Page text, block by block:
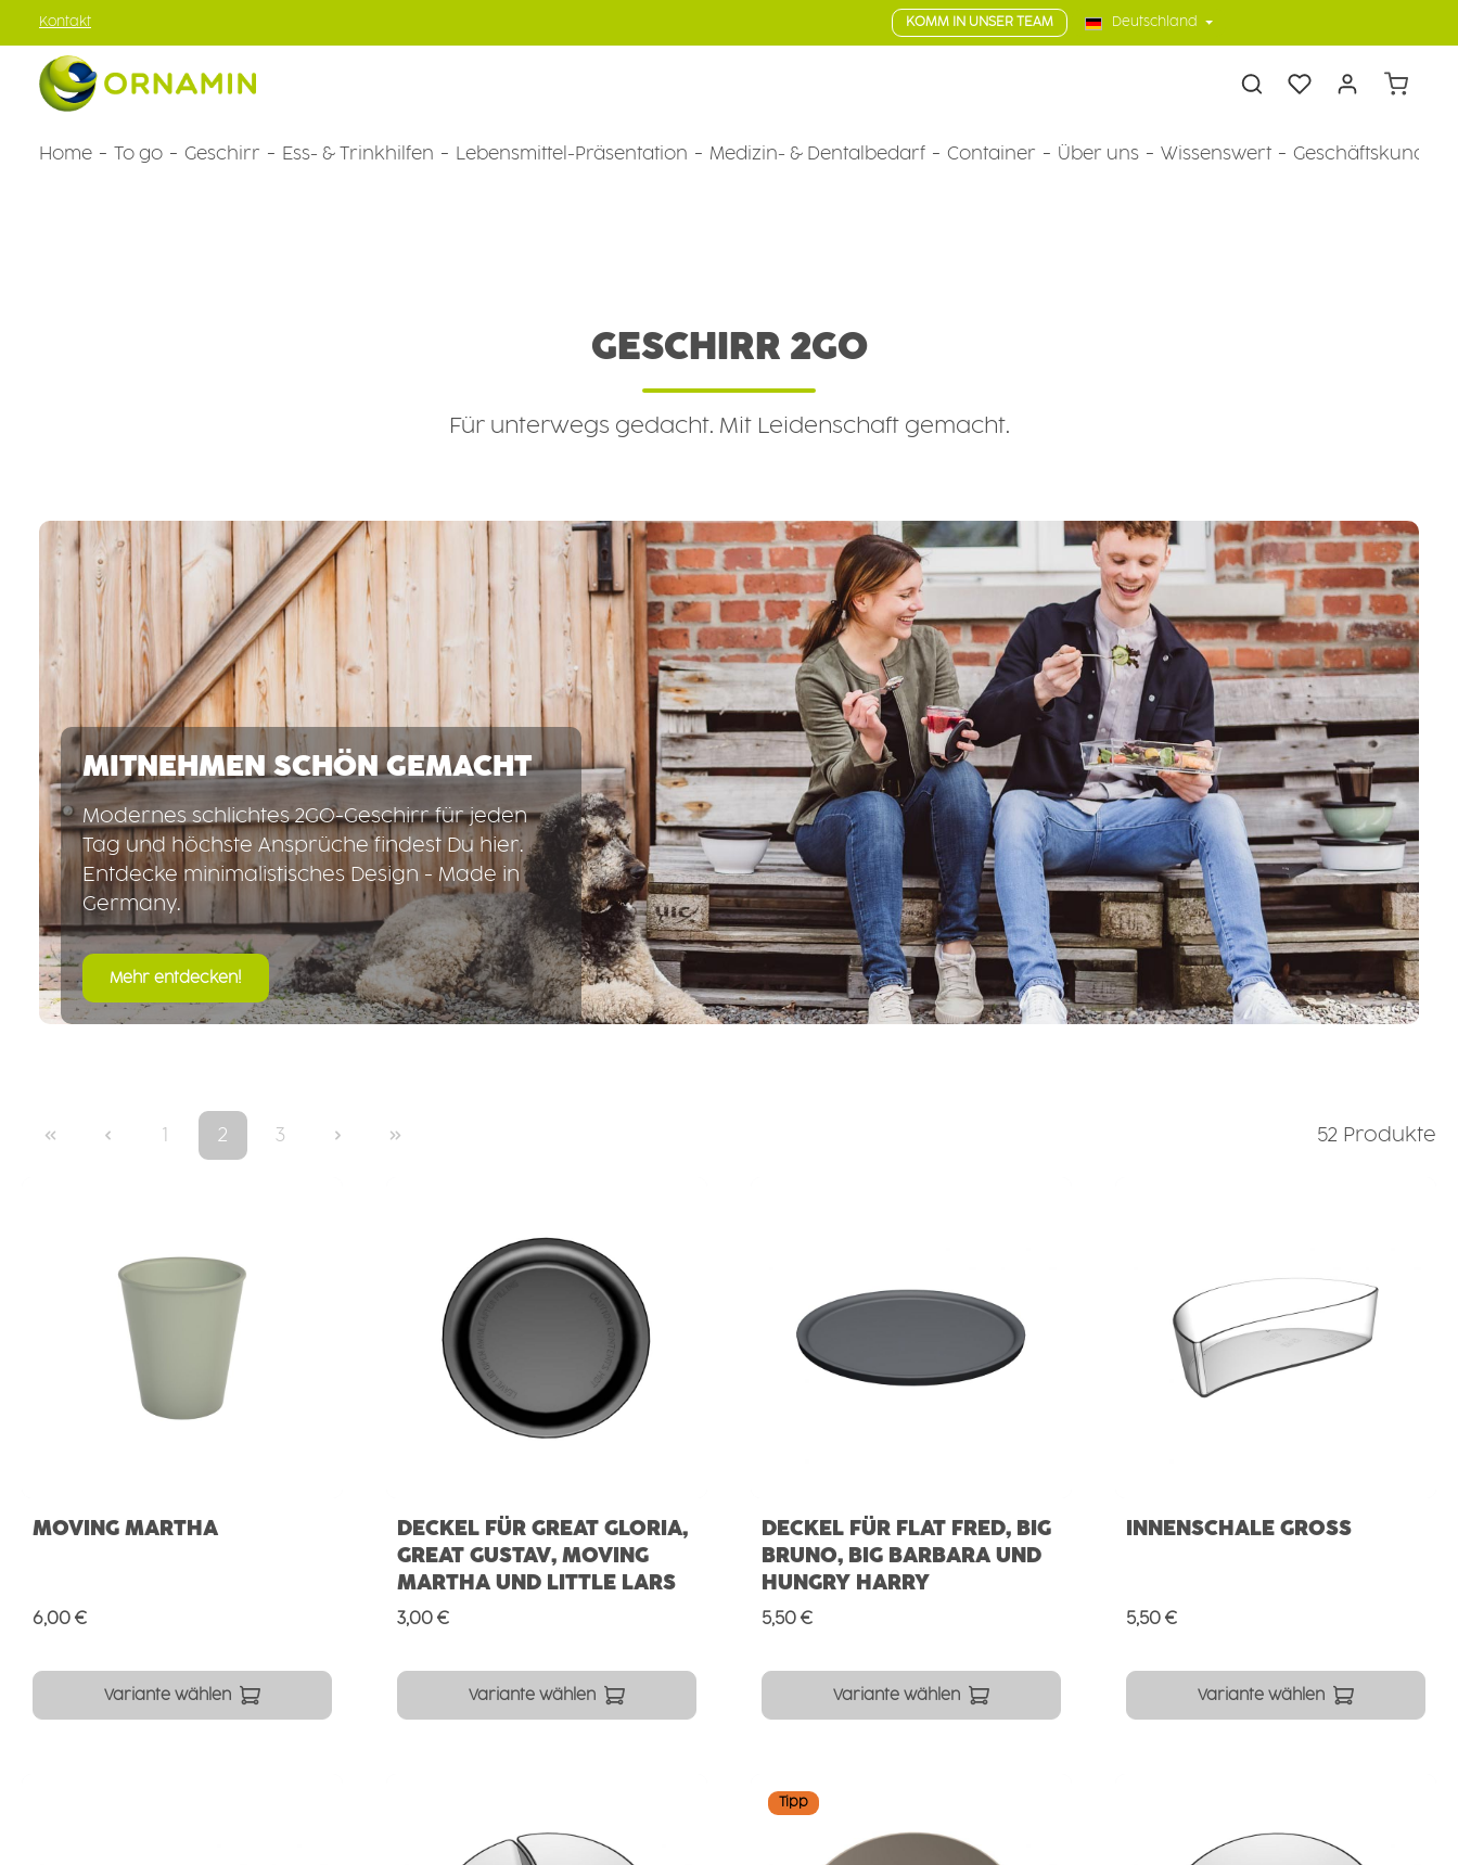
Hauptinhalt springen
Zur Hauptnavigation springen
Kontakt KOMM IN UNSER TEAM Deutschland
Home To go Geschirr Ess- & Trinkhilfen Lebensmittel-Präsentation Medizin- & Dentalbedarf Container Über uns Wissenswert Geschäftskunden
GESCHIRR 2GO
Für unterwegs gedacht. Mit Leidenschaft gemacht.
MITNEHMEN SCHÖN GEMACHT
Modernes schlichtes 2GO-Geschirr für jeden
Tag und höchste Ansprüche findest Du hier.
Entdecke minimalistisches Design - Made in
Germany.
Mehr entdecken!
Seite
1
Seite
2 3 52 Produkte
MOVING MARTHA
Regulärer Preis:
6,00 €
Variante wählen
DECKEL FÜR GREAT GLORIA,
GREAT GUSTAV, MOVING
MARTHA UND LITTLE LARS
Regulärer Preis:
3,00 €
Variante wählen
DECKEL FÜR FLAT FRED, BIG
BRUNO, BIG BARBARA UND
HUNGRY HARRY
Regulärer Preis:
5,50 €
Variante wählen
INNENSCHALE GROSS
Regulärer Preis:
5,50 €
Variante wählen
Tipp